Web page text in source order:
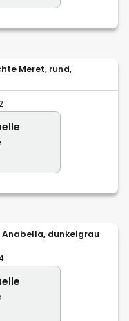
Meret, rund,
Anabella, dunkelgrau